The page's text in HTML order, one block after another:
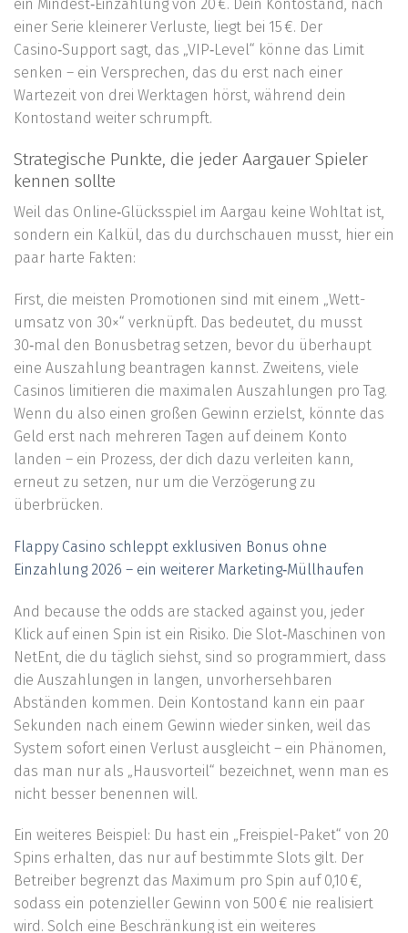
ein Mindest‑Einzahlung von 20 €. Dein Kontostand, nach
einer Serie kleinerer Verluste, liegt bei 15 €. Der
Casino‑Support sagt, das „VIP‑Level“ könne das Limit
senken – ein Versprechen, das du erst nach einer
Wartezeit von drei Werktagen hörst, während dein
Kontostand weiter schrumpft.
Strategische Punkte, die jeder Aargauer Spieler
kennen sollte
Weil das Online‑Glücksspiel im Aargau keine Wohltat ist,
sondern ein Kalkül, das du durchschauen musst, hier ein
paar harte Fakten:
First, die meisten Promotionen sind mit einem „Wett­
umsatz von 30×“ verknüpft. Das bedeutet, du musst
30‑mal den Bonusbetrag setzen, bevor du überhaupt
eine Auszahlung beantragen kannst. Zweitens, viele
Casinos limitieren die maximalen Auszahlungen pro Tag.
Wenn du also einen großen Gewinn erzielst, könnte das
Geld erst nach mehreren Tagen auf deinem Konto
landen – ein Prozess, der dich dazu verleiten kann,
erneut zu setzen, nur um die Verzögerung zu
überbrücken.
Flappy Casino schleppt exklusiven Bonus ohne
Einzahlung 2026 – ein weiterer Marketing‑Müllhaufen
And because the odds are stacked against you, jeder
Klick auf einen Spin ist ein Risiko. Die Slot‑Maschinen von
NetEnt, die du täglich siehst, sind so programmiert, dass
die Auszahlungen in langen, unvorhersehbaren
Abständen kommen. Dein Kontostand kann ein paar
Sekunden nach einem Gewinn wieder sinken, weil das
System sofort einen Verlust ausgleicht – ein Phänomen,
das man nur als „Hausvorteil“ bezeichnet, wenn man es
nicht besser benennen will.
Ein weiteres Beispiel: Du hast ein „Freispiel-Paket“ von 20
Spins erhalten, das nur auf bestimmte Slots gilt. Der
Betreiber begrenzt das Maximum pro Spin auf 0,10 €,
sodass ein potenzieller Gewinn von 500 € nie realisiert
wird. Solch eine Beschränkung ist ein weiteres